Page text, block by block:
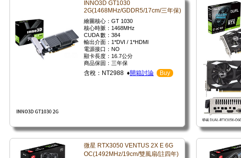
INNO3D GT1030
2G(1468MHz/GDDR5/17cm/三年保)
繪圖核心：GT 1030
核心時脈：1468MHz
CUDA 數：384
輸出介面：1*DVI / 1*HDMI
電源接口：NO
顯卡長度：16.7公分
商品保固：三年保
含稅：NT2988 ♦開箱討論 Buy
微星 RTX3050 VENTUS 2X E 6G
OC(1492MHz/19cm/雙風扇/註四年)